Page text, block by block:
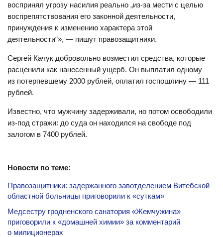
воспринял угрозу насилия реально „из-за мести с целью
воспрепятствования его законной деятельности,
принуждения к изменению характера этой
деятельности“», — пишут правозащитники.
Сергей Качук добровольно возместил средства, которые
расценили как нанесенный ущерб. Он выплатил одному
из потерпевшему 2000 рублей, оплатил госпошлину — 111
рублей.
Известно, что мужчину задерживали, но потом освободили
из-под стражи: до суда он находился на свободе под
залогом в 7400 рублей.
Новости по теме:
Правозащитники: задержанного завотделением Витебской
областной больницы приговорили к «суткам»
Медсестру гродненского санатория «Жемчужина»
приговорили к «домашней химии» за комментарий
о милиционерах